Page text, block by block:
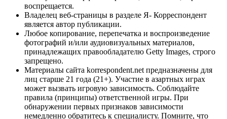
воспрещается.
Владелец веб-страницы в разделе Я- Корреспондент
является автор публикации.
Любое копирование, перепечатка и воспроизведение
фотографий и/или аудиовизуальных материалов,
принадлежащих правообладателю Getty Images, строго
запрещено.
Материалы сайта korrespondent.net предназначены для
лиц старше 21 года (21+). Участие в азартных играх
может вызвать игровую зависимость. Соблюдайте
правила (принципы) ответственной игры. При
обнаружении первых признаков зависимости
немедленно обратитесь к специалисту. Помните, что